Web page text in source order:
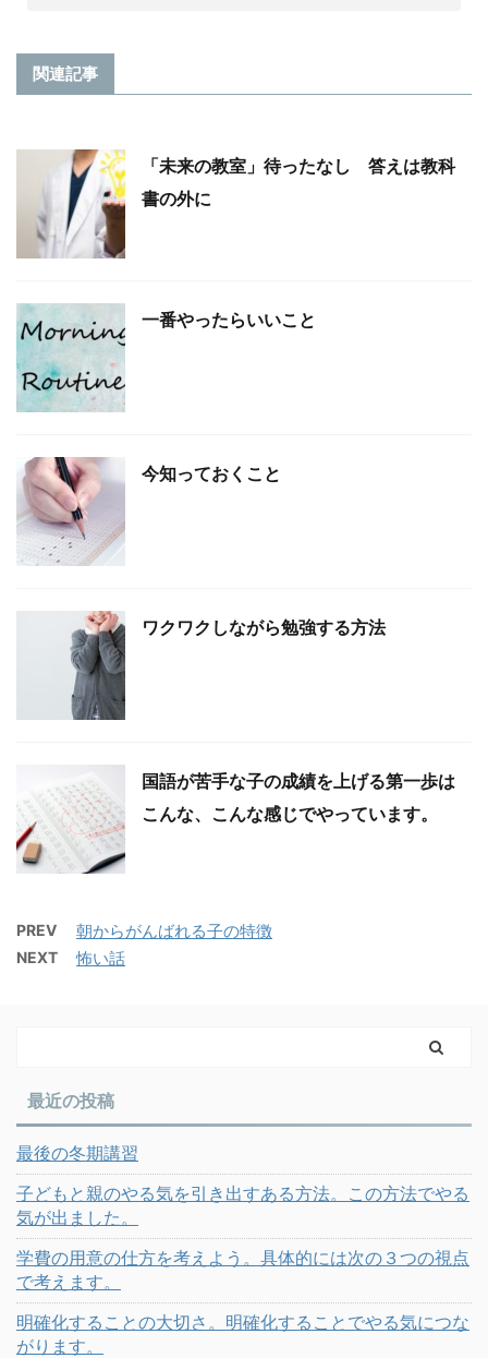
関連記事
「未来の教室」待ったなし 答えは教科
書の外に
一番やったらいいこと
今知っておくこと
ワクワクしながら勉強する方法
国語が苦手な子の成績を上げる第一歩は
こんな、こんな感じでやっています。
PREV 朝からがんばれる子の特徴
NEXT 怖い話
最近の投稿
最後の冬期講習
子どもと親のやる気を引き出すある方法。この方法でやる
気が出ました。
学費の用意の仕方を考えよう。具体的には次の３つの視点
で考えます。
明確化することの大切さ。明確化することでやる気につな
がります。